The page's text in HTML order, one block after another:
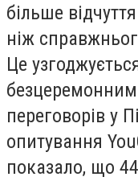
більше
ніж
Це
переговорів у
опитування
показало, що